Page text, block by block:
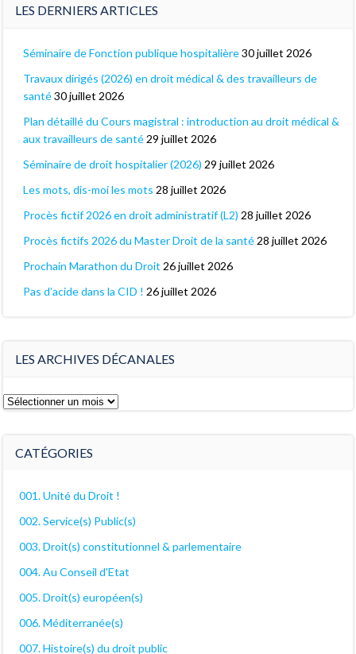
LES DERNIERS ARTICLES
Séminaire de Fonction publique hospitalière30 juillet 2026
Travaux dirigés (2026) en droit médical & des travailleurs de
santé30 juillet 2026
Plan détaillé du Cours magistral : introduction au droit médical &
aux travailleurs de santé 29 juillet 2026
Séminaire de droit hospitalier (2026) 29 juillet 2026
Les mots, dis-moi les mots 28 juillet 2026
Procès fictif 2026 en droit administratif (L2) 28 juillet 2026
Procès fictifs 2026 du Master Droit de la santé 28 juillet 2026
Prochain Marathon du Droit 26 juillet 2026
Pas d’acide dans la CID ! 26 juillet 2026
LES ARCHIVES DÉCANALES
Les
CATÉGORIES
001. Unité du Droit !
002. Service(s) Public(s)
003. Droit(s) constitutionnel & parlementaire
004. Au Conseil d'Etat
005. Droit(s) européen(s)
006. Méditerranée(s)
007. Histoire(s) du droit public